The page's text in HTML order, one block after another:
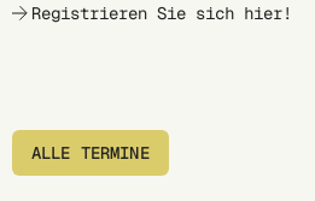
Registrieren Sie sich hier!
ALLE TERMINE